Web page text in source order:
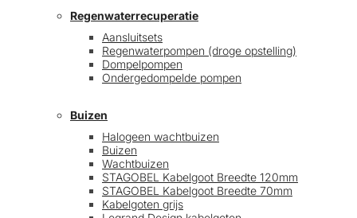
Regenwaterrecuperatie
Aansluitsets
Regenwaterpompen (droge opstelling)
Dompelpompen
Ondergedompelde pompen
Buizen
Halogeen wachtbuizen
Buizen
Wachtbuizen
STAGOBEL Kabelgoot Breedte 120mm
STAGOBEL Kabelgoot Breedte 70mm
Kabelgoten grijs